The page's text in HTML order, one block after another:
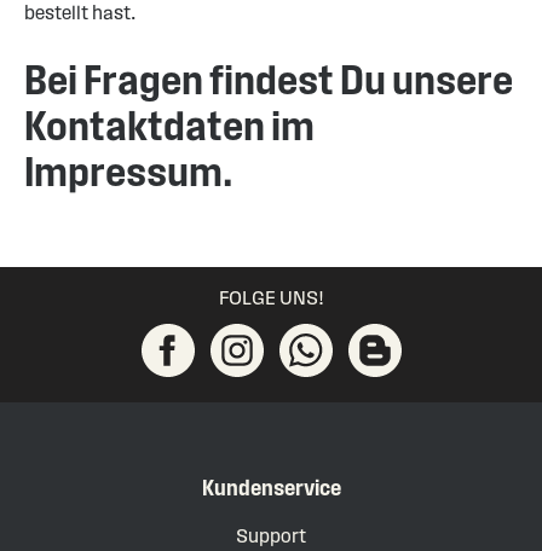
bestellt hast.
Bei Fragen findest Du unsere
Kontaktdaten im
Impressum.
FOLGE UNS!
Kundenservice
Support